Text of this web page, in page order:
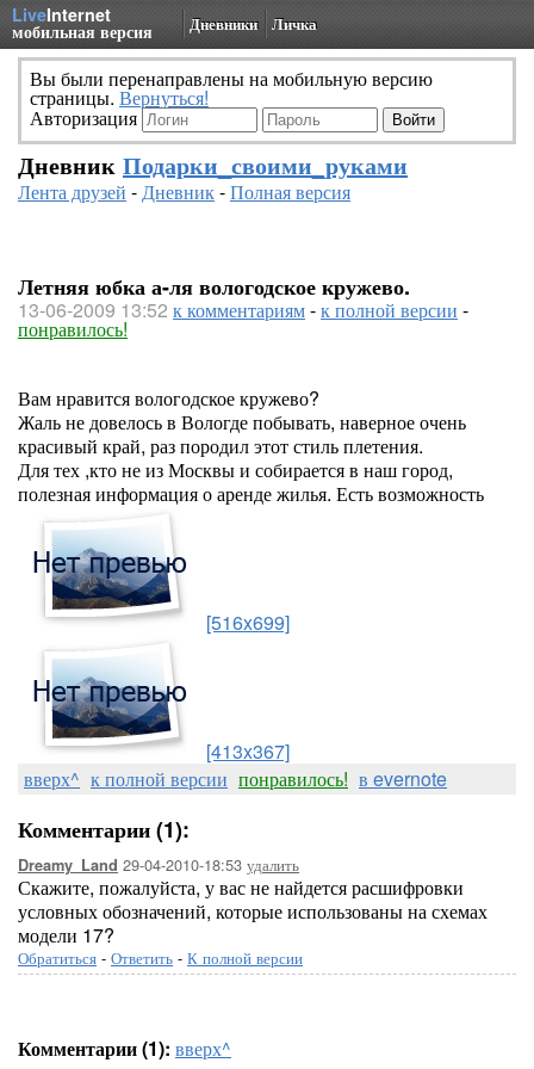
LiveInternet
мобильная версия Дневники Личка
Вы были перенаправлены на мобильную версию
страницы. Вернуться!
Авторизация
Дневник Подарки_своими_руками
Лента друзей -Дневник-Полная версия
Летняя юбка а-ля вологодское кружево.
13-06-2009 13:52 к комментариям-к полной версии -
понравилось!
Вам нравится вологодское кружево?
Жаль не довелось в Вологде побывать, наверное очень
красивый край, раз породил этот стиль плетения.
Для тех ,кто не из Москвы и собирается в наш город,
полезная информация о аренде жилья. Есть возможность
[516x699]
[413x367]
вверх^ к полной версии понравилось! в evernote
Комментарии (1):
Dreamy_Land 29-04-2010-18:53 удалить
Скажите, пожалуйста, у вас не найдется расшифровки
условных обозначений, которые использованы на схемах
модели 17?
Обратиться - Ответить - К полной версии
Комментарии (1): вверх^